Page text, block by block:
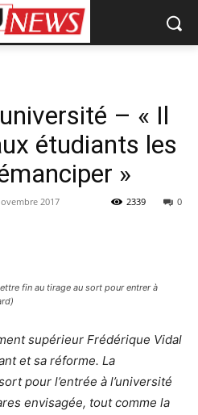
– « Il
étudiants les
»
2017 0
2339
fin au tirage au sort pour entrer à
supérieur Frédérique Vidal
et sa réforme. La
pour l’entrée à l’université
envisagée, tout comme la